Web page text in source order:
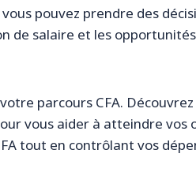
pouvez prendre des
de salaire et les
parcours CFA.
vous aider à atteindre
tout en contrôlant vos